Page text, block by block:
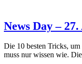
News Day –
Die 10 besten Tricks,
muss nur wissen wie.